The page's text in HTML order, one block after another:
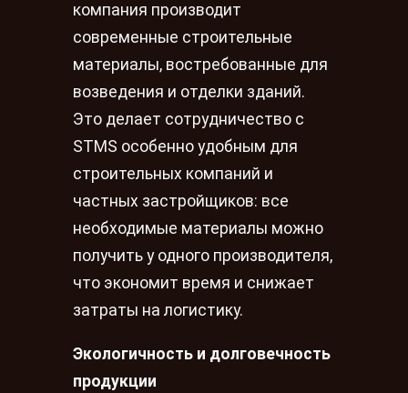
компания производит
современные строительные
материалы, востребованные для
возведения и отделки зданий.
Это делает сотрудничество с
STMS особенно удобным для
строительных компаний и
частных застройщиков: все
необходимые материалы можно
получить у одного производителя,
что экономит время и снижает
затраты на логистику.
Экологичность и долговечность
продукции